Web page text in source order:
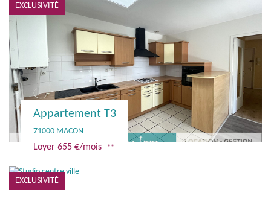
EXCLUSIVITÉ
Appartement T3
71000 MACON
Loyer 655 €/mois **
EXCLUSIVITÉ